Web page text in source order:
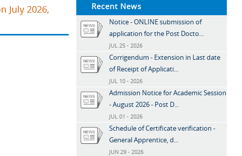
July 2026,
Recent News
Notice - ONLINE submission of
application for the Post Docto...
JUL 25 - 2026
Corrigendum - Extension in Last date
of Receipt of Applicati...
JUL 10 - 2026
Admission Notice for Academic Session
- August 2026 - Post D...
JUL 01 - 2026
Schedule of Certificate verification -
General Apprentice, d...
JUN 29 - 2026